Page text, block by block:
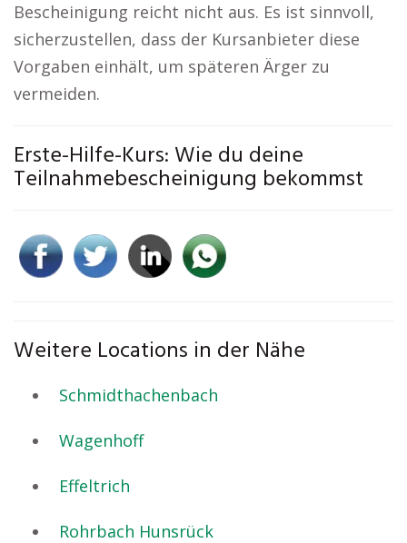
Bescheinigung reicht nicht aus. Es ist sinnvoll,
sicherzustellen, dass der Kursanbieter diese
Vorgaben einhält, um späteren Ärger zu
vermeiden.
Erste-Hilfe-Kurs: Wie du deine
Teilnahmebescheinigung bekommst
Weitere Locations in der Nähe
Schmidthachenbach
Wagenhoff
Effeltrich
Rohrbach Hunsrück